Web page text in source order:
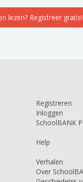
lezen? Registreer gratis!
Registreren
Inloggen
SchoolBANK
Help
Verhalen
Over